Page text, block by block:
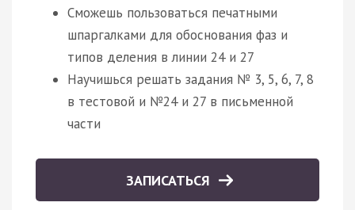
Сможешь пользоваться печатными
шпаргалками для обоснования фаз и
типов деления в линии 24 и 27
Научишься решать задания № 3, 5, 6, 7, 8
в тестовой и №24 и 27 в письменной
части
ЗАПИСАТЬСЯ